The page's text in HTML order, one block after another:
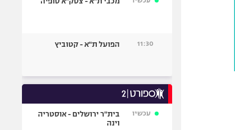
11:30 הפועל ת"א - קטוביץ
עכשיו
בית"ר ירושלים - אוסטריה
וינה